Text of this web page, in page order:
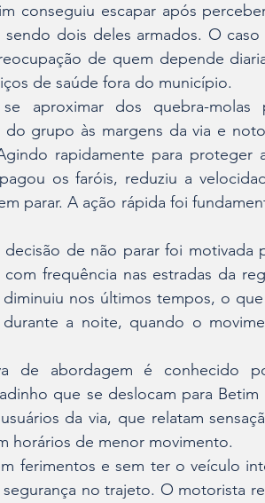
conseguiu escapar após
dois deles armados. O
de quem depende
de saúde fora do município.
aproximar dos quebra-molas
grupo às margens da via e
rapidamente para proteger
os faróis, reduziu a
parar. A ação rápida foi
de não parar foi motivada
frequência nas estradas da
nos últimos tempos, o
a noite, quando o
de abordagem é conhecido
que se deslocam para
da via, que relatam
horários de menor movimento.
ferimentos e sem ter o veículo
no trajeto. O motorista